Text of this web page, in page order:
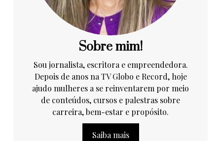
Sobre mim!
Sou jornalista, escritora e empreendedora.
Depois de anos na TV Globo e Record, hoje
ajudo mulheres a se reinventarem por meio
de conteúdos, cursos e palestras sobre
carreira, bem-estar e propósito.
Saiba mais